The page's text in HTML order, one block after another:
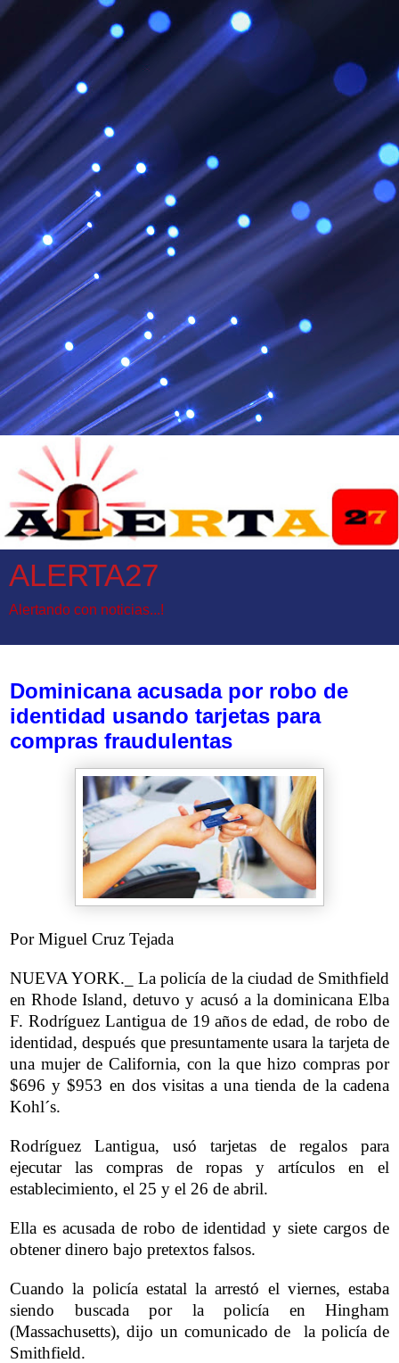
ALERTA27
Alertando con noticias...!
Dominicana acusada por robo de
identidad usando tarjetas para
compras fraudulentas
Por Miguel Cruz Tejada
NUEVA YORK._ La policía de la ciudad de Smithfield
en Rhode Island, detuvo y acusó a la dominicana Elba
F. Rodríguez Lantigua de 19 años de edad, de robo de
identidad, después que presuntamente usara la tarjeta de
una mujer de California, con la que hizo compras por
$696 y $953 en dos visitas a una tienda de la cadena
Kohl´s.
Rodríguez Lantigua, usó tarjetas de regalos para
ejecutar las compras de ropas y artículos en el
establecimiento, el 25 y el 26 de abril.
Ella es acusada de robo de identidad y siete cargos de
obtener dinero bajo pretextos falsos.
Cuando la policía estatal la arrestó el viernes, estaba
siendo buscada por la policía en Hingham
(Massachusetts), dijo un comunicado de la policía de
Smithfield.